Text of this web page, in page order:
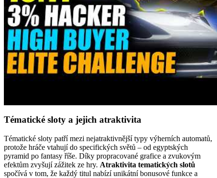
Tématické sloty a jejich atraktivita
Tématické sloty patří mezi nejatraktivnější typy výherních automatů,
protože hráče vtahují do specifických světů – od egyptských
pyramid po fantasy říše. Díky propracované grafice a zvukovým
efektům zvyšují zážitek ze hry. Atraktivita tematických slotů
spočívá v tom, že každý titul nabízí unikátní bonusové funkce a